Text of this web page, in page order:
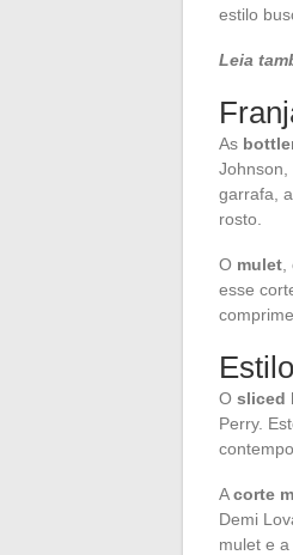
estilo
Leia
As
Johnson,
garrafa,
rosto.
O mulet
esse
O sliced
Perry.
Acorte
Demi
mulet e